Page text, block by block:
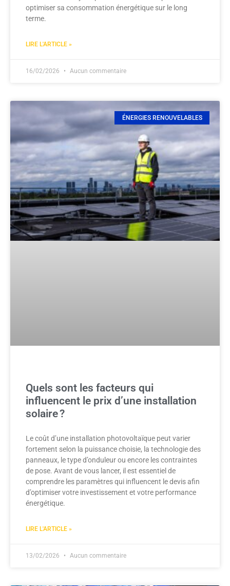
optimiser sa consommation énergétique sur le long
terme.
LIRE L'ARTICLE »
16/02/2026 Aucun commentaire
ÉNERGIES RENOUVELABLES
Quels sont les facteurs qui
influencent le prix d’une installation
solaire ?
Le coût d’une installation photovoltaïque peut varier
fortement selon la puissance choisie, la technologie des
panneaux, le type d’onduleur ou encore les contraintes
de pose. Avant de vous lancer, il est essentiel de
comprendre les paramètres qui influencent le devis afin
d’optimiser votre investissement et votre performance
énergétique.
LIRE L'ARTICLE »
13/02/2026 Aucun commentaire